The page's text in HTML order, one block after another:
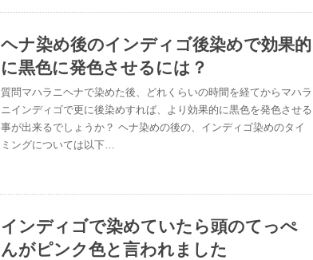
ヘナ染め後のインディゴ後染めで効果的
に黒色に発色させるには？
質問マハラニヘナで染めた後、どれくらいの時間を経てからマハラ
ニインディゴで更に後染めすれば、より効果的に黒色を発色させる
事が出来るでしょうか？ ヘナ染めの後の、インディゴ染めのタイ
ミングについては以下…
インディゴで染めていたら頭のてっぺ
んがピンク色と言われました